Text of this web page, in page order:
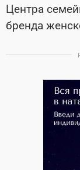
Центра
бренда